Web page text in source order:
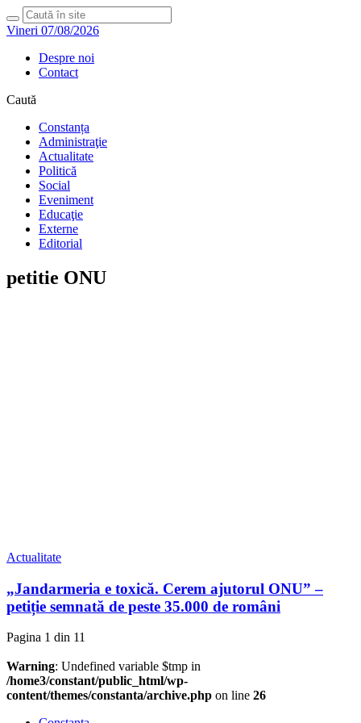
Vineri 07/08/2026
Despre noi
Contact
Caută
Constanța
Administraţie
Actualitate
Politică
Social
Eveniment
Educaţie
Externe
Editorial
petitie ONU
Actualitate
„Jandarmeria e toxică. Cerem ajutorul ONU” –
petiție semnată de peste 35.000 de români
Pagina 1 din 11
Warning: Undefined variable $tmp in
/home3/constant/public_html/wp-
content/themes/constanta/archive.php on line 26